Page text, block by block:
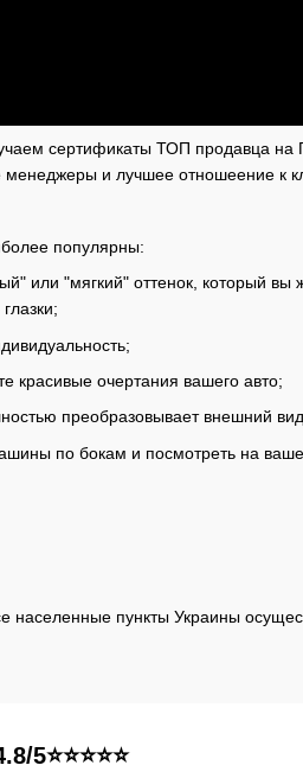
сертификаты ТОП продавца на
менеджеры и лучшее отношеение к
популярны:
или "мягкий" оттенок, который вы
красивые очертания вашего авто;
преобразовывает внешний
по бокам и посмотреть на
населенные пункты Украины